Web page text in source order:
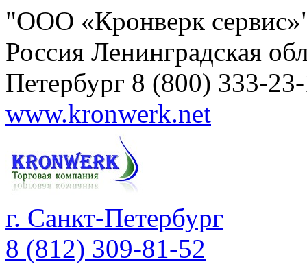
"ООО «Кронверк
Россия Ленинградская
Петербург 8 (800) 333-
www.kronwerk.net
г. Санкт-Петербург
8 (812) 309-81-52